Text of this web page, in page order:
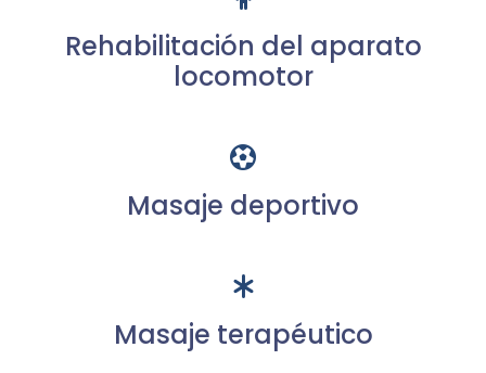
Rehabilitación del aparato
locomotor
Masaje deportivo
Masaje terapéutico